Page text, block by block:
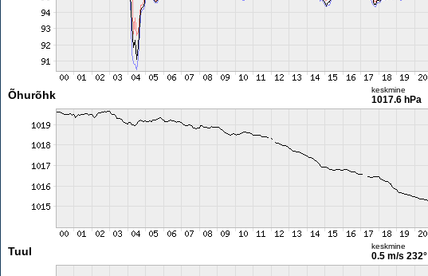
Õhurõhk keskmine
1017.6 hPa
Tuul keskmine
0.5 m/s 232°